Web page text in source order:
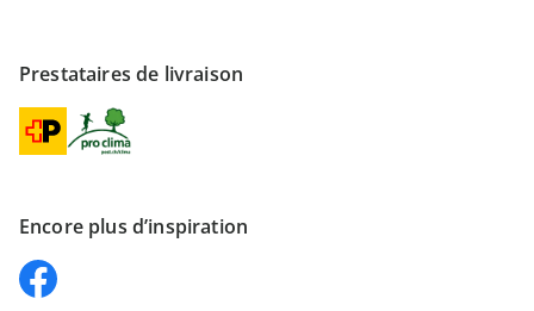
Prestataires de livraison
Encore plus d’inspiration